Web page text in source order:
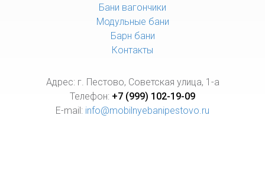
Бани вагончики
Модульные бани
Барн бани
Контакты
Адрес: г. Пестово, Советская улица, 1-а
Телефон: +7 (999) 102-19-09
E-mail: info@mobilnyebanipestovo.ru